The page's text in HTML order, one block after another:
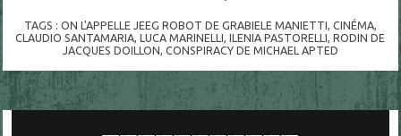
TAGS : ON L'APPELLE JEEG ROBOT DE GRABIELE MANIETTI CINÉMA,
CLAUDIO SANTAMARIA ,LUCA MARINELLI ,ILENIA PASTORELLI ,RODIN DE
JACQUES DOILLON CONSPIRACY DE MICHAEL APTED